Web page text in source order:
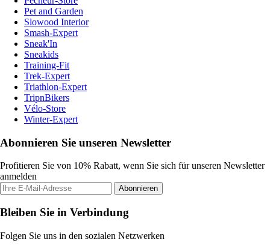
Pet and Garden
Slowood Interior
Smash-Expert
Sneak'In
Sneakids
Training-Fit
Trek-Expert
Triathlon-Expert
TripnBikers
Vélo-Store
Winter-Expert
Abonnieren Sie unseren Newsletter
Profitieren Sie von 10% Rabatt, wenn Sie sich für unseren Newsletter
anmelden
Abonnieren
Bleiben Sie in Verbindung
Folgen Sie uns in den sozialen Netzwerken